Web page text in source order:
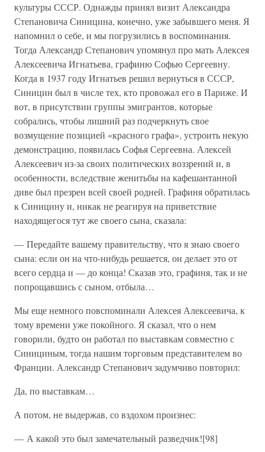
культуры СССР. Однажды принял визит Александра
Степановича Синицина, конечно, уже забывшего меня. Я
напомнил о себе, и мы погрузились в воспоминания.
Тогда Александр Степанович упомянул про мать Алексея
Алексеевича Игнатьева, графиню Софью Сергеевну.
Когда в 1937 году Игнатьев решил вернуться в СССР,
Синицин был в числе тех, кто провожал его в Париже. И
вот, в присутствии группы эмигрантов, которые
собрались, чтобы лишний раз подчеркнуть свое
возмущение позицией «красного графа», устроить некую
демонстрацию, появилась Софья Сергеевна. Алексей
Алексеевич из-за своих политических воззрений и, в
особенности, вследствие женитьбы на кафешантанной
диве был презрен всей своей родней. Графиня обратилась
к Синицину и, никак не реагируя на приветствие
находящегося тут же своего сына, сказала:
— Передайте вашему правительству, что я знаю своего
сына: если он на что-нибудь решается, он делает это от
всего сердца и — до конца! Сказав это, графиня, так и не
попрощавшись с сыном, отбыла…
Мы еще немного повспоминали Алексея Алексеевича, к
тому времени уже покойного. Я сказал, что о нем
говорили, будто он работал по выставкам совместно с
Синициным, тогда нашим торговым представителем во
Франции. Александр Степанович задумчиво повторил:
Да, по выставкам…
А потом, не выдержав, со вздохом произнес:
— А какой это был замечательный разведчик![98]